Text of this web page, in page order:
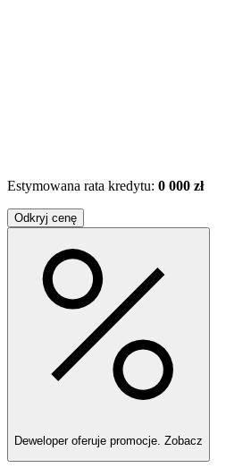
Estymowana rata kredytu: 0 000 zł
Odkryj cenę
Deweloper oferuje promocje. Zobacz